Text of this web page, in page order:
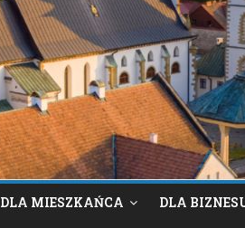
DLA MIESZKAŃCA DLA